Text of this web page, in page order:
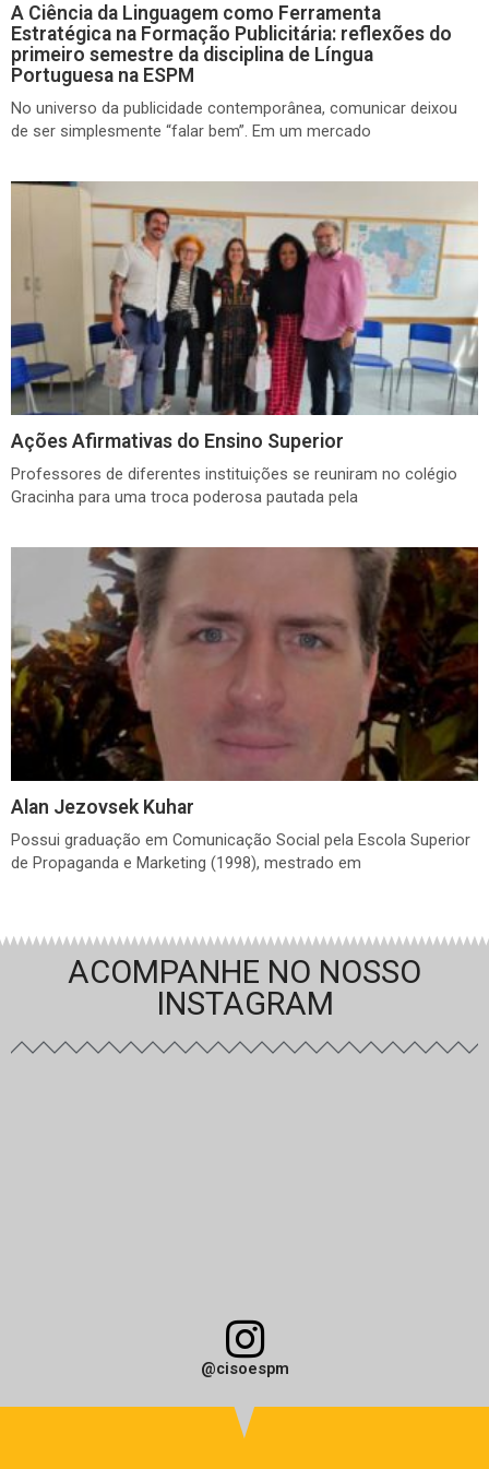
A Ciência da Linguagem como Ferramenta
Estratégica na Formação Publicitária: reflexões do
primeiro semestre da disciplina de Língua
Portuguesa na ESPM
No universo da publicidade contemporânea, comunicar deixou
de ser simplesmente “falar bem”. Em um mercado
Ações Afirmativas do Ensino Superior
Professores de diferentes instituições se reuniram no colégio
Gracinha para uma troca poderosa pautada pela
Alan Jezovsek Kuhar
Possui graduação em Comunicação Social pela Escola Superior
de Propaganda e Marketing (1998), mestrado em
ACOMPANHE NO NOSSO
INSTAGRAM
@cisoespm